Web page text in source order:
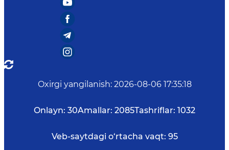
Oxirgi yangilanish: 2026-08-06 17:35:18
Onlayn: 30Amallar: 2085Tashriflar: 1032
Veb-saytdagi o‘rtacha vaqt: 95